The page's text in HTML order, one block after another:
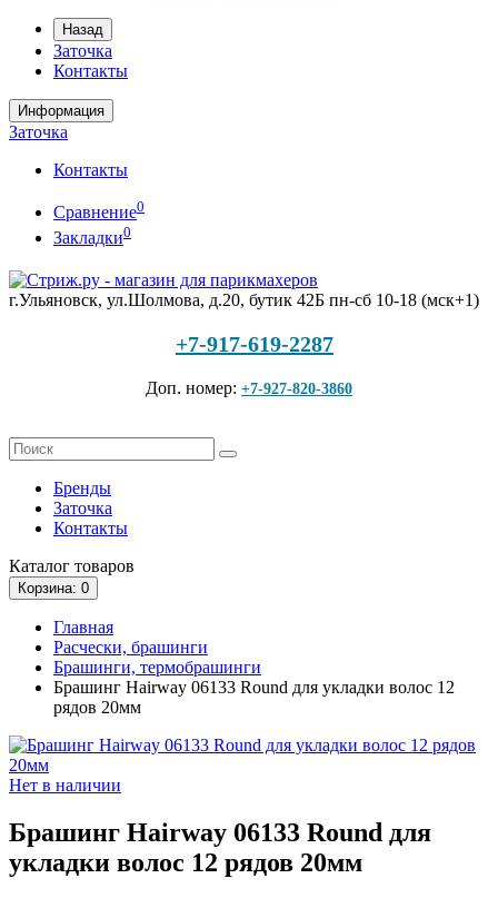
Назад
Заточка
Контакты
Информация
Заточка
Контакты
Сравнение0
Закладки0
г.Ульяновск, ул.Шолмова, д.20, бутик 42Б пн-сб 10-18 (мск+1)
+7-917-619-2287
Доп. номер: +7-927-820-3860
Бренды
Заточка
Контакты
Каталог товаров
Корзина: 0
Главная
Расчески, брашинги
Брашинги, термобрашинги
Брашинг Hairway 06133 Round для укладки волос 12
рядов 20мм
Нет в наличии
Брашинг Hairway 06133 Round для
укладки волос 12 рядов 20мм